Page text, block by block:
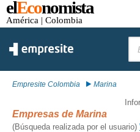
elEconomista
América | Colombia
Empresite Colombia Marina
Empresas de Marina
(Búsqueda realizada por el usuario)